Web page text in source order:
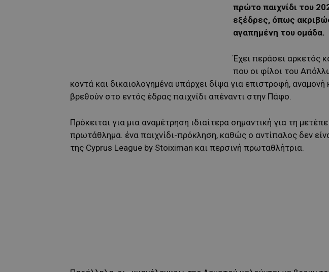
πρώτο παιχνίδι του
εξέδρες, όπως
αγαπημένη του ομάδα.
Έχει περάσει αρκετός
που οι φίλοι του
κοντά και δικαιολογημένα υπάρχει δίψα για επιστροφή, αναμονή
βρεθούν στο εντός έδρας παιχνίδι απέναντι στην Πάφο.
Πρόκειται για μια αναμέτρηση ιδιαίτερα σημαντική για τη
πρωτάθλημα. ένα παιχνίδι-πρόκληση, καθώς ο αντίπαλος δεν
της Cyprus League by Stoiximan και περσινή πρωταθλήτρια.